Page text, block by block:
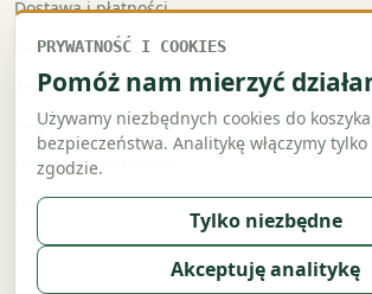
Dostawa i płatności
Faktury VAT
Zwroty i reklamacje
Regulamin
Polityka prywatności
Polityka cookies
PRYWATNOŚĆ I COOKIES
Pomóż nam mierzyć
Używamy niezbędnych cookies do
bezpieczeństwa. Analitykę włączymy
zgodzie.
Tylko niezbędne
Akceptuję analitykę